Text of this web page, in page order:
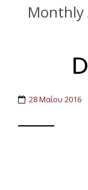
Monthly
28 Μαΐου 2016